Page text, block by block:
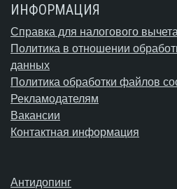
ИНФОРМАЦИЯ
Справка для налогового вычета
Политика в отношении
данных
Политика обработки файлов
Рекламодателям
Вакансии
Контактная информация
Антидопинг